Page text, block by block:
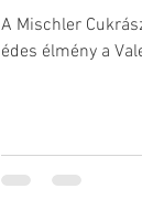
A Mischler
édes élmény a